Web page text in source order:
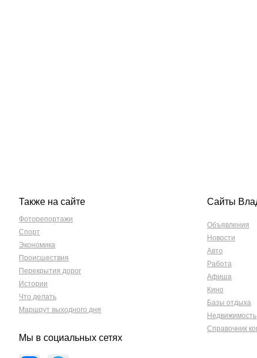
Также на сайте
Фоторепортажи
Спорт
Экономика
Происшествия
Перекрытия дорог
Истории
Что делать
Маршрут выходного дня
Мы в социальных сетях
Сайты
Объявления
Новости
Авто
Работа
Афиша
Кино
Базы отдыха
Недвижимость
Справочник